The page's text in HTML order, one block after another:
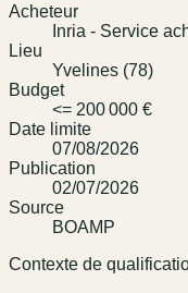
Acheteur
Inria - Service
Lieu
Yvelines (78)
Budget
<= 200 000 €
Date limite
07/08/2026
Publication
02/07/2026
Source
BOAMP
Contexte de